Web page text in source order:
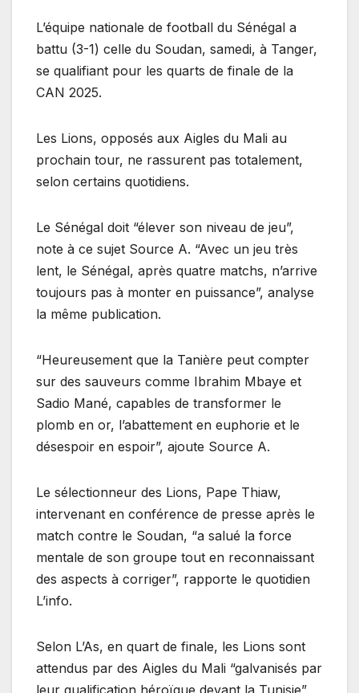
L’équipe nationale de football du Sénégal a
battu (3-1) celle du Soudan, samedi, à Tanger,
se qualifiant pour les quarts de finale de la
CAN 2025.
Les Lions, opposés aux Aigles du Mali au
prochain tour, ne rassurent pas totalement,
selon certains quotidiens.
Le Sénégal doit “élever son niveau de jeu”,
note à ce sujet Source A. “Avec un jeu très
lent, le Sénégal, après quatre matchs, n’arrive
toujours pas à monter en puissance”, analyse
la même publication.
“Heureusement que la Tanière peut compter
sur des sauveurs comme Ibrahim Mbaye et
Sadio Mané, capables de transformer le
plomb en or, l’abattement en euphorie et le
désespoir en espoir”, ajoute Source A.
Le sélectionneur des Lions, Pape Thiaw,
intervenant en conférence de presse après le
match contre le Soudan, “a salué la force
mentale de son groupe tout en reconnaissant
des aspects à corriger”, rapporte le quotidien
L’info.
Selon L’As, en quart de finale, les Lions sont
attendus par des Aigles du Mali “galvanisés par
leur qualification héroïque devant la Tunisie”,